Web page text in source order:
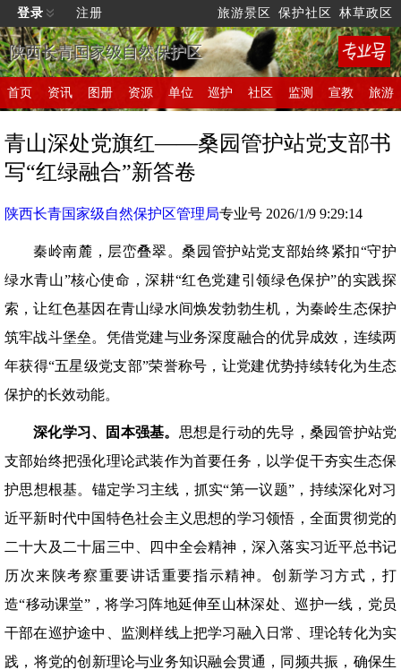
登录 注册 旅游景区 保护社区 林草政区
陕西长青国家级自然保护区
首页 资讯 图册 资源 单位 巡护 社区 监测 宣教 旅游
青山深处党旗红——桑园管护站党支部书
写“红绿融合”新答卷
陕西长青国家级自然保护区管理局专业号 2026/1/9 9:29:14
秦岭南麓，层峦叠翠。桑园管护站党支部始终紧扣“守护
绿水青山”核心使命，深耕“红色党建引领绿色保护”的实践探
索，让红色基因在青山绿水间焕发勃勃生机，为秦岭生态保护
筑牢战斗堡垒。凭借党建与业务深度融合的优异成效，连续两
年获得“五星级党支部”荣誉称号，让党建优势持续转化为生态
保护的长效动能。
深化学习、 固本强基。 思想是行动的先导，桑园管护站党
支部始终把强化理论武装作为首要任务，以学促干夯实生态保
护思想根基。锚定学习主线，抓实“第一议题”，持续深化对习
近平新时代中国特色社会主义思想的学习领悟，全面贯彻党的
二十大及二十届三中、四中全会精神，深入落实习近平总书记
历次来陕考察重要讲话重要指示精神。创新学习方式，打
造“移动课堂”，将学习阵地延伸至山林深处、巡护一线，党员
干部在巡护途中、监测样线上把学习融入日常、理论转化为实
践‌，将党的创新理论与业务知识融会贯通，同频共振，确保生